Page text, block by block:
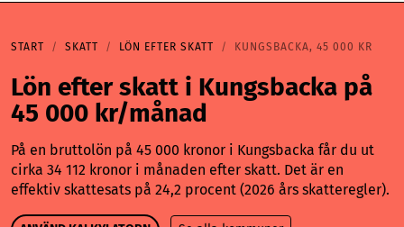
START SKATT LÖN EFTER SKATT KUNGSBACKA, 45 000 KR
Lön efter skatt i Kungsbacka på
45 000 kr/månad
På en bruttolön på 45 000 kronor i Kungsbacka får du ut
cirka 34 112 kronor i månaden efter skatt. Det är en
effektiv skattesats på 24,2 procent (2026 års skatteregler).